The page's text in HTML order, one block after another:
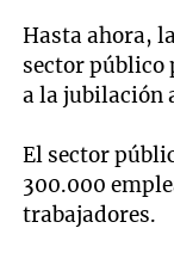
Hasta ahora,
sector público
a la jubilación
El sector
300.000
trabajadores.